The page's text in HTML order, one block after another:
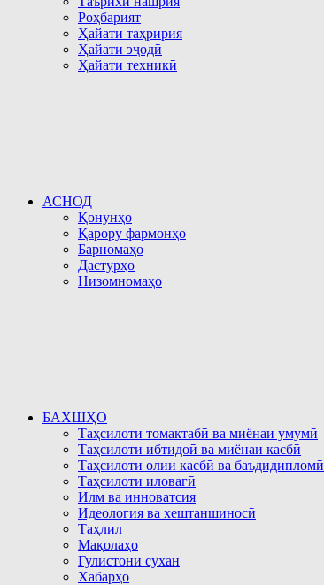
Роҳбарият
Ҳайати таҳририя
Ҳайати эҷодӣ
Ҳайати техникӣ
АСНОД
Қонунҳо
Қарору фармонҳо
Барномаҳо
Дастурҳо
Низомномаҳо
БАХШҲО
Таҳсилоти томактабӣ ва миёнаи умумӣ
Таҳсилоти ибтидоӣ ва миёнаи касбӣ
Таҳсилоти олии касбӣ ва баъдидипломӣ
Таҳсилоти иловагӣ
Илм ва инноватсия
Идеология ва хештаншиносӣ
Таҳлил
Мақолаҳо
Гулистони сухан
Хабарҳо